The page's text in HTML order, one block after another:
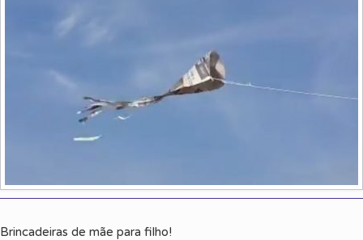
Brincadeiras de mãe para filho!